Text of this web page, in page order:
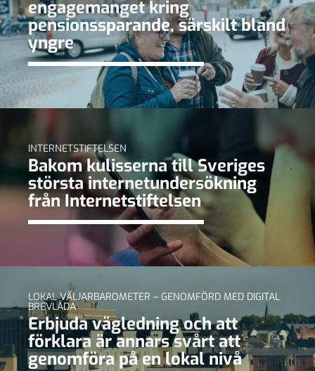
engagemanget kring
pensionssparande, särskilt bland
yngre
INTERNETSTIFTELSEN
Bakom kulisserna till Sveriges
största internetundersökning
från Internetstiftelsen
LOKAL VÄLJARBAROMETER – GENOMFÖRD MED DIGITAL
BREVLÅDA
Erbjuda vägledning och att
förklara är annars svårt att
genomföra på en lokal nivå